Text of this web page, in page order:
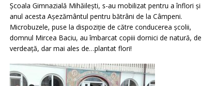
Școala Gimnazială Mihăilești, s-au mobilizat pentru a înflori și
anul acesta Așezământul pentru bătrâni de la Câmpeni.
Microbuzele, puse la dispoziție de către conducerea școlii,
domnul Mircea Baciu, au îmbarcat copiii dornici de natură, de
verdeață, dar mai ales de…plantat flori!